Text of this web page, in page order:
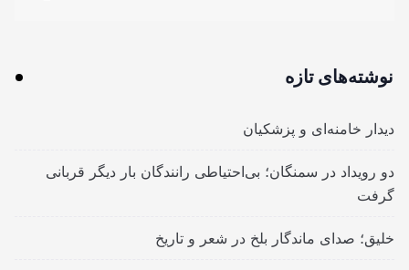
نوشته‌های تازه
دیدار خامنه‌ای و پزشکیان
دو رویداد در سمنگان؛ بی‌احتیاطی رانندگان بار دیگر قربانی
گرفت
خلیق؛ صدای ماندگار بلخ در شعر و تاریخ